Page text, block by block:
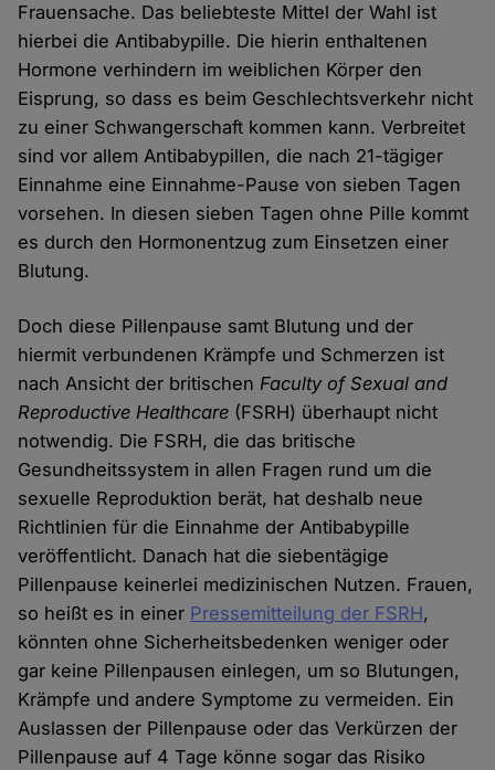
Frauensache. Das beliebteste Mittel der Wahl ist
hierbei die Antibabypille. Die hierin enthaltenen
Hormone verhindern im weiblichen Körper den
Eisprung, so dass es beim Geschlechtsverkehr nicht
zu einer Schwangerschaft kommen kann. Verbreitet
sind vor allem Antibabypillen, die nach 21-tägiger
Einnahme eine Einnahme-Pause von sieben Tagen
vorsehen. In diesen sieben Tagen ohne Pille kommt
es durch den Hormonentzug zum Einsetzen einer
Blutung.
Doch diese Pillenpause samt Blutung und der
hiermit verbundenen Krämpfe und Schmerzen ist
nach Ansicht der britischenFaculty of Sexual and
Reproductive Healthcare (FSRH) überhaupt nicht
notwendig. Die FSRH, die das britische
Gesundheitssystem in allen Fragen rund um die
sexuelle Reproduktion berät, hat deshalb neue
Richtlinien für die Einnahme der Antibabypille
veröffentlicht. Danach hat die siebentägige
Pillenpause keinerlei medizinischen Nutzen. Frauen,
so heißt es in einer Pressemitteilung der FSRH,
könnten ohne Sicherheitsbedenken weniger oder
gar keine Pillenpausen einlegen, um so Blutungen,
Krämpfe und andere Symptome zu vermeiden. Ein
Auslassen der Pillenpause oder das Verkürzen der
Pillenpause auf 4 Tage könne sogar das Risiko